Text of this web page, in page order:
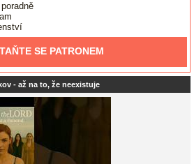
SE PATRONEM
- až na to, že neexistuje